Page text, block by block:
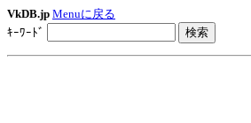
VkDB.jp Menuに戻る
ｷｰﾜｰﾄﾞ